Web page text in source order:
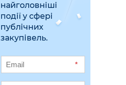
найголовніші
події у сфері
публічних
закупівель.
*